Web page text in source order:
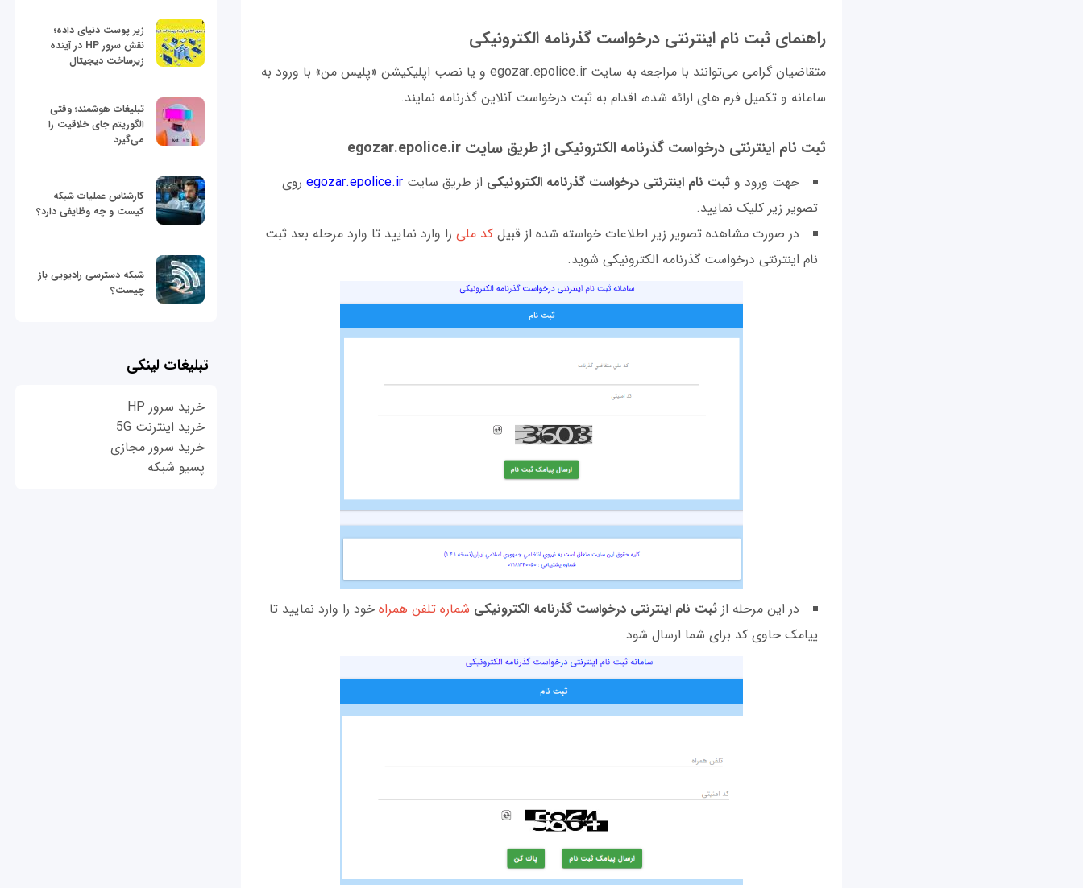
راهنمای ثبت نام اینترنتی درخواست گذرنامه الکترونیکی
متقاضيان گرامی می‌توانند با مراجعه به سايت egozar.epolice.ir و يا نصب اپلیکیشن «پليس من» با ورود به
سامانه و تکميل فرم های ارائه شده، اقدام به ثبت درخواست آنلاين گذرنامه نمايند.
ثبت نام اینترنتی درخواست گذرنامه الکترونیکی از طریق سایت
جهت ورود و ثبت نام اینترنتی درخواست گذرنامه الکترونیکی از طریق سایت
روی
تصویر زیر کلیک نمایید.
در صورت مشاهده تصویر زیر اطلاعات خواسته شده از قبیل کد ملی را وارد نمایید تا وارد مرحله بعد ثبت
نام اینترنتی درخواست گذرنامه الکترونیکی شوید.
در این مرحله از ثبت نام اینترنتی درخواست گذرنامه الکترونیکی شماره تلفن همراه خود را وارد نمایید تا
پیامک حاوی کد برای شما ارسال شود.
زیر پوست دنیای داده؛
نقش سرور HP در آینده
زیرساخت دیجیتال
تبلیغات هوشمند؛ وقتی
الگوریتم جای خلاقیت را
می‌گیرد
کارشناس عملیات شبکه
کیست و چه وظایفی دارد؟
شبکه دسترسی رادیویی باز
چیست؟
تبلیغات لینکی
خرید سرور HP
خرید اینترنت 5G
خرید سرور مجازی
پسیو شبکه